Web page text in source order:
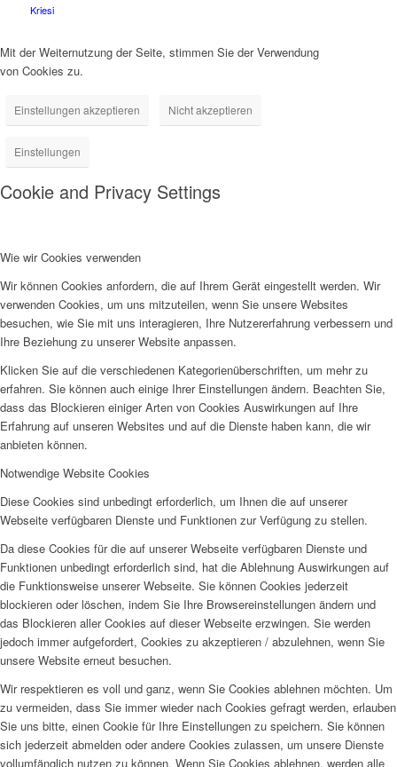
Kriesi
Mit der Weiternutzung der Seite, stimmen Sie der Verwendung
von Cookies zu.
Einstellungen akzeptieren Nicht akzeptieren
Einstellungen
Cookie and Privacy Settings
Wie wir Cookies verwenden
Wir können Cookies anfordern, die auf Ihrem Gerät eingestellt werden. Wir
verwenden Cookies, um uns mitzuteilen, wenn Sie unsere Websites
besuchen, wie Sie mit uns interagieren, Ihre Nutzererfahrung verbessern und
Ihre Beziehung zu unserer Website anpassen.
Klicken Sie auf die verschiedenen Kategorienüberschriften, um mehr zu
erfahren. Sie können auch einige Ihrer Einstellungen ändern. Beachten Sie,
dass das Blockieren einiger Arten von Cookies Auswirkungen auf Ihre
Erfahrung auf unseren Websites und auf die Dienste haben kann, die wir
anbieten können.
Notwendige Website Cookies
Diese Cookies sind unbedingt erforderlich, um Ihnen die auf unserer
Webseite verfügbaren Dienste und Funktionen zur Verfügung zu stellen.
Da diese Cookies für die auf unserer Webseite verfügbaren Dienste und
Funktionen unbedingt erforderlich sind, hat die Ablehnung Auswirkungen auf
die Funktionsweise unserer Webseite. Sie können Cookies jederzeit
blockieren oder löschen, indem Sie Ihre Browsereinstellungen ändern und
das Blockieren aller Cookies auf dieser Webseite erzwingen. Sie werden
jedoch immer aufgefordert, Cookies zu akzeptieren / abzulehnen, wenn Sie
unsere Website erneut besuchen.
Wir respektieren es voll und ganz, wenn Sie Cookies ablehnen möchten. Um
zu vermeiden, dass Sie immer wieder nach Cookies gefragt werden, erlauben
Sie uns bitte, einen Cookie für Ihre Einstellungen zu speichern. Sie können
sich jederzeit abmelden oder andere Cookies zulassen, um unsere Dienste
vollumfänglich nutzen zu können. Wenn Sie Cookies ablehnen, werden alle